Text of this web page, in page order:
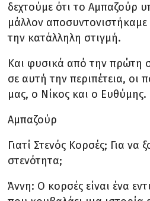
δεχτούμε ότι το Αμπαζούρ
μάλλον αποσυντονιστήκαμε
την κατάλληλη στιγμή.
Και φυσικά από την πρώτη
σε αυτή την περιπέτεια, οι
μας, ο Νίκος και ο Ευθύμης.
Αμπαζούρ
Γιατί Στενός Κορσές; Για να
στενότητα;
Άννη: Ο κορσές είναι ένα